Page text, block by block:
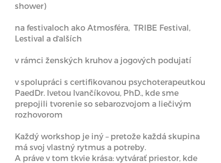
shower)
na festivaloch ako Atmosféra, TRIBE Festival,
Lestival a ďalších
v rámci ženských kruhov a jogových podujatí
v spolupráci s certifikovanou psychoterapeutkou
PaedDr. Ivetou Ivančíkovou, PhD., kde sme
prepojili tvorenie so sebarozvojom a liečivým
rozhovorom
Každý workshop je iný – pretože každá skupina
má svoj vlastný rytmus a potreby.
A práve v tom tkvie krása: vytvárať priestor, kde